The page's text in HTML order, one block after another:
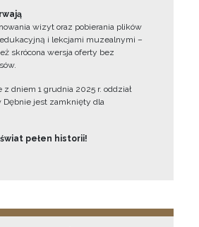
wizyt oraz pobierania plików
edukacyjną i lekcjami muzealnymi –
skrócona wersja oferty bez
z dniem 1 grudnia 2025 r. oddział
jest zamknięty dla
pełen historii!